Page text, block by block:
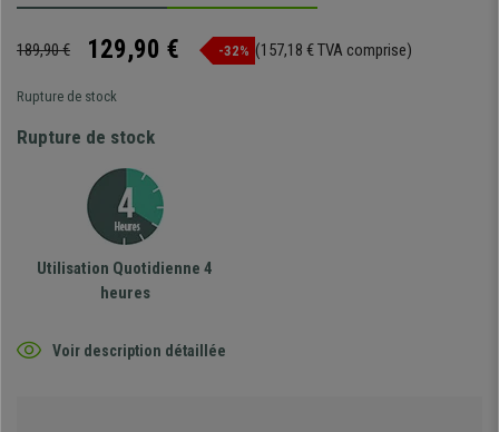
189,90 € 129,90 € -32% (157,18 € TVA comprise)
Rupture de stock
Rupture de stock
Utilisation Quotidienne 4
heures
Voir description détaillée